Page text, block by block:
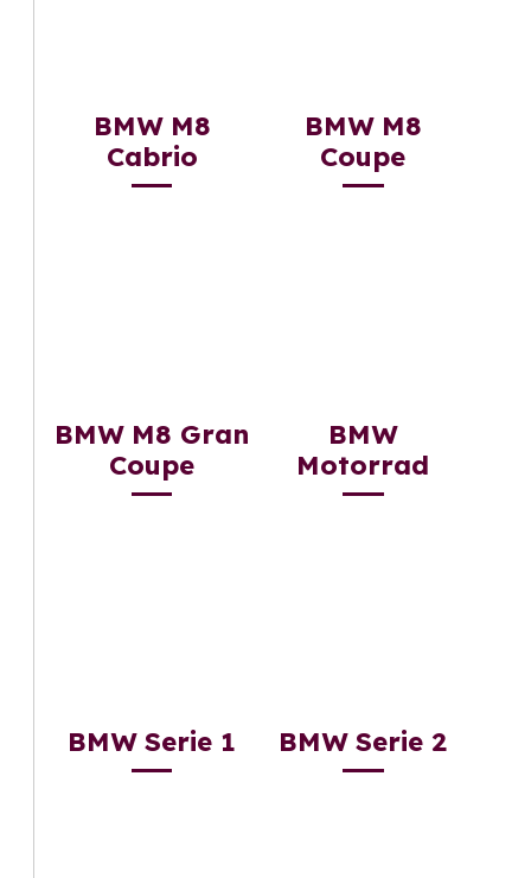
BMW M8
Cabrio
BMW M8
Coupe
BMW M8 Gran
Coupe
BMW
Motorrad
BMW Serie 1 BMW Serie 2